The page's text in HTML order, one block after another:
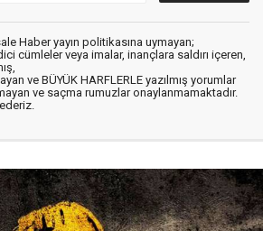
Haber yayın politikasına uymayan;
cümleler veya imalar, inançlara saldırı içeren,
ve BÜYÜK HARFLERLE yazılmış yorumlar
ve saçma rumuzlar onaylanmamaktadır.